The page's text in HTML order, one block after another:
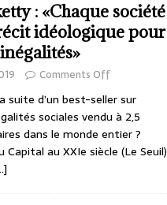
: «Chaque société
idéologique pour
Comments Off
suite d’un best-seller sur
sociales vendu à 2,5
dans le monde entier ?
Capital au XXIe siècle (Le Seuil)